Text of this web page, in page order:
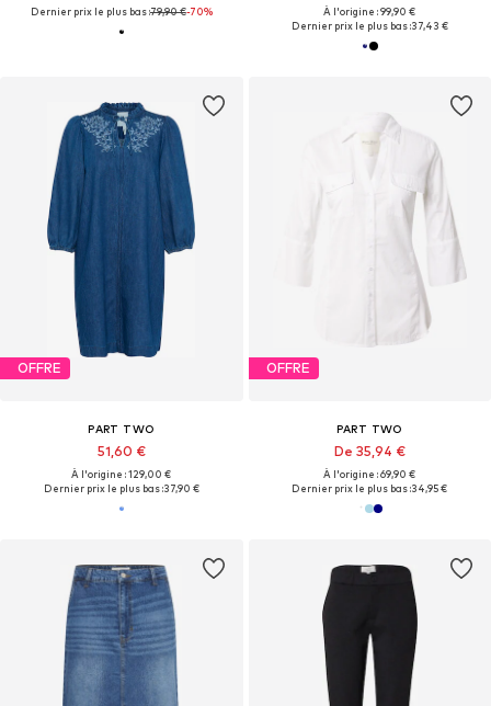
Dernier prix le plus bas :79,90 €-70%
À l'origine : 99,90 €
Dernier prix le plus bas :37,43 €
OFFRE
PART TWO
51,60 €
À l'origine : 129,00 €
Dernier prix le plus bas :37,90 €
OFFRE
PART TWO
De 35,94 €
À l'origine : 69,90 €
Dernier prix le plus bas :34,95 €